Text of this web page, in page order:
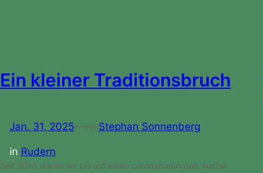
Ein kleiner Traditionsbruch
Jan. 31, 2025—vonStephan Sonnenberg
in Rudern
Seit 2013 waren wir bis auf einen coronabedingten Ausfall